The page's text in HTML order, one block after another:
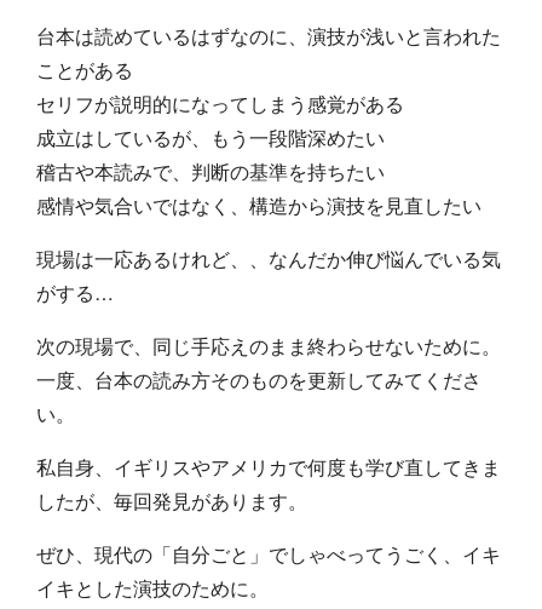
台本は読めているはずなのに、演技が浅いと言われた
ことがある
セリフが説明的になってしまう感覚がある
成立はしているが、もう一段階深めたい
稽古や本読みで、判断の基準を持ちたい
感情や気合いではなく、構造から演技を見直したい
現場は一応あるけれど、、なんだか伸び悩んでいる気
がする…
次の現場で、同じ手応えのまま終わらせないために。
一度、台本の読み方そのものを更新してみてくださ
い。
私自身、イギリスやアメリカで何度も学び直してきま
したが、毎回発見があります。
ぜひ、現代の「自分ごと」でしゃべってうごく、イキ
イキとした演技のために。